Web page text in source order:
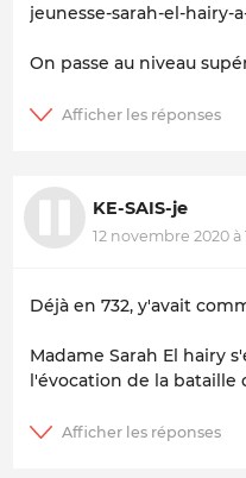
jeunesse-sarah-el-hairy-
On passe au niveau
KE-SAIS-je
12 novembre 2020 à
Déjà en 732, y'avait
Madame Sarah El hairy
l'évocation de la bataille